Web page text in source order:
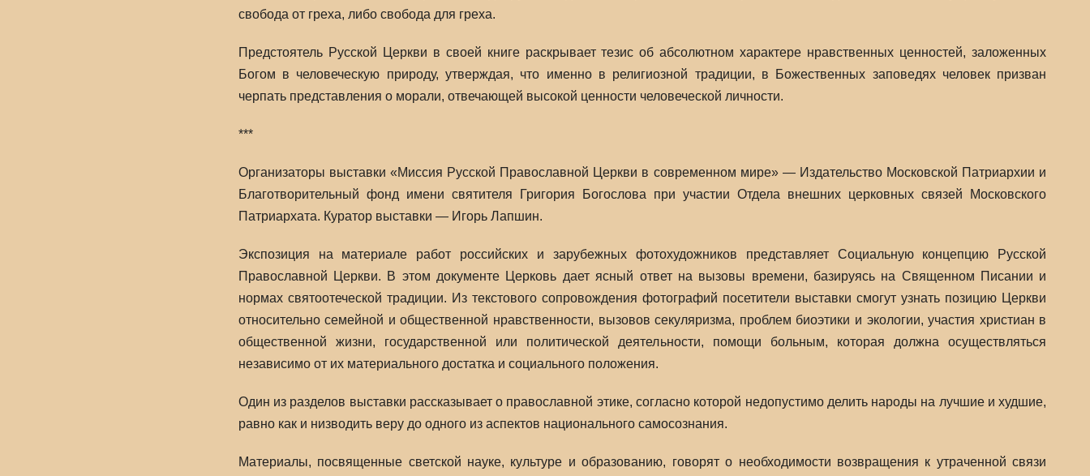
свобода от греха, либо свобода для греха.
Предстоятель Русской Церкви в своей книге раскрывает тезис об абсолютном характере нравственных ценностей, заложенных
Богом в человеческую природу, утверждая, что именно в религиозной традиции, в Божественных заповедях человек призван
черпать представления о морали, отвечающей высокой ценности человеческой личности.
***
Организаторы выставки «Миссия Русской Православной Церкви в современном мире» — Издательство Московской Патриархии и
Благотворительный фонд имени святителя Григория Богослова при участии Отдела внешних церковных связей Московского
Патриархата. Куратор выставки — Игорь Лапшин.
Экспозиция на материале работ российских и зарубежных фотохудожников представляет Социальную концепцию Русской
Православной Церкви. В этом документе Церковь дает ясный ответ на вызовы времени, базируясь на Священном Писании и
нормах святоотеческой традиции. Из текстового сопровождения фотографий посетители выставки смогут узнать позицию Церкви
относительно семейной и общественной нравственности, вызовов секуляризма, проблем биоэтики и экологии, участия христиан в
общественной жизни, государственной или политической деятельности, помощи больным, которая должна осуществляться
независимо от их материального достатка и социального положения.
Один из разделов выставки рассказывает о православной этике, согласно которой недопустимо делить народы на лучшие и худшие,
равно как и низводить веру до одного из аспектов национального самосознания.
Материалы, посвященные светской науке, культуре и образованию, говорят о необходимости возвращения к утраченной связи